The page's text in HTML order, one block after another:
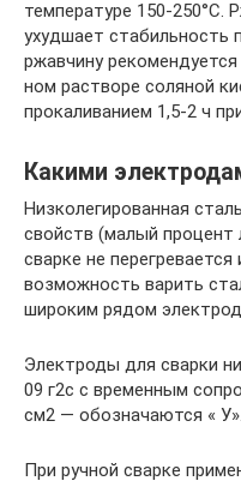
температуре 150-250°С.
ухудшает стабильность
ржавчину
ном растворе соляной
прокаливанием 1,5-2 ч
Какими
Низколегированная
свойств (малый процент
сварке не
возможность варить
широким рядом
Электроды для сварки
09 г2с с временным
см2 — обозначаются «
При ручной сварке